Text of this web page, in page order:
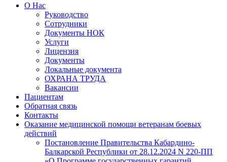
О Нас
Руководство
Сотрудники
Документы НОК
Услуги
Лицензия
Документы
Локальные документа
ОХРАНА ТРУДА
Вакансии
Пациентам
Обратная связь
Контакты
Оказание медицинской помощи ветеранам боевых
действий
Постановление Правительства Кабардино-
Балкарской Республики от 28.12.2024 N 220-ПП